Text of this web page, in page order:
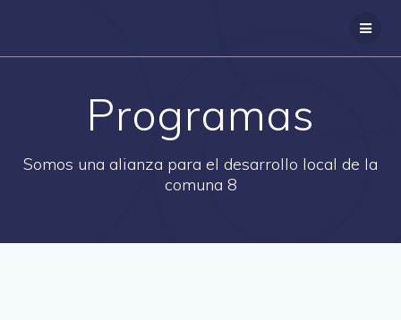
Programas
Somos una alianza para el desarrollo local de la
comuna 8